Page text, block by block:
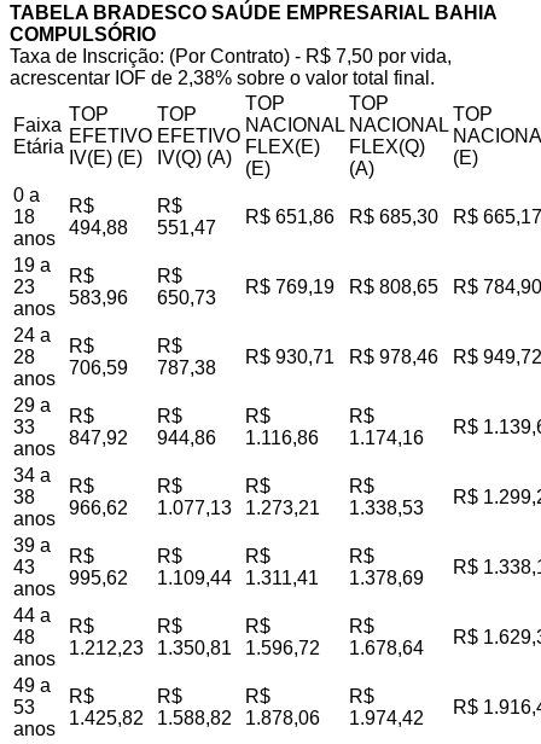
TABELA BRADESCO SAÚDE EMPRESARIAL BAHIA
COMPULSÓRIO
Taxa de Inscrição: (Por Contrato) - R$ 7,50 por vida,
acrescentar IOF de 2,38% sobre o valor total final.
Faixa
Etária
TOP
EFETIVO
IV(E) (E)
TOP
EFETIVO
IV(Q) (A)
TOP
NACIONAL
FLEX(E)
(E)
TOP
NACIONAL
FLEX(Q)
(A)
TOP
(E)
0 a
18
anos
R$
494,88
R$
551,47
R$ 651,86 R$ 685,30 R$ 665,17
19 a
23
anos
R$
583,96
R$
650,73
R$ 769,19 R$ 808,65 R$ 784,90
24 a
28
anos
R$
706,59
R$
787,38
R$ 930,71 R$ 978,46 R$ 949,72
29 a
33
anos
R$
847,92
R$
944,86
R$
1.116,86
R$
1.174,16
R$
34 a
38
anos
R$
966,62
R$
1.077,13
R$
1.273,21
R$
1.338,53
R$
39 a
43
anos
R$
995,62
R$
1.109,44
R$
1.311,41
R$
1.378,69
R$
44 a
48
anos
R$
1.212,23
R$
1.350,81
R$
1.596,72
R$
1.678,64
R$
49 a
53
anos
R$
1.425,82
R$
1.588,82
R$
1.878,06
R$
1.974,42
R$